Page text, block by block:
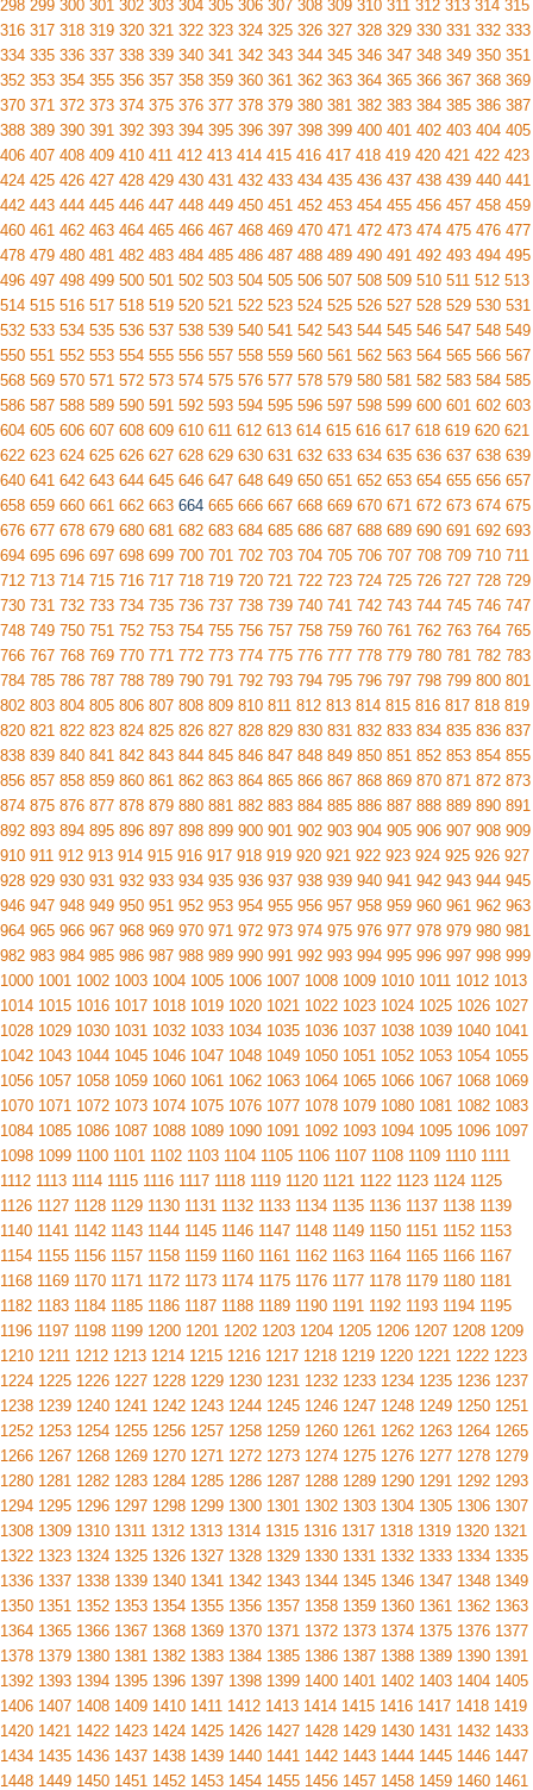
298 299 300 301 302 303 304 305 306 307 308 309 310 311 312 313 314 315
316 317 318 319 320 321 322 323 324 325 326 327 328 329 330 331 332 333
334 335 336 337 338 339 340 341 342 343 344 345 346 347 348 349 350 351
352 353 354 355 356 357 358 359 360 361 362 363 364 365 366 367 368 369
370 371 372 373 374 375 376 377 378 379 380 381 382 383 384 385 386 387
388 389 390 391 392 393 394 395 396 397 398 399 400 401 402 403 404 405
406 407 408 409 410 411 412 413 414 415 416 417 418 419 420 421 422 423
424 425 426 427 428 429 430 431 432 433 434 435 436 437 438 439 440 441
442 443 444 445 446 447 448 449 450 451 452 453 454 455 456 457 458 459
460 461 462 463 464 465 466 467 468 469 470 471 472 473 474 475 476 477
478 479 480 481 482 483 484 485 486 487 488 489 490 491 492 493 494 495
496 497 498 499 500 501 502 503 504 505 506 507 508 509 510 511 512 513
514 515 516 517 518 519 520 521 522 523 524 525 526 527 528 529 530 531
532 533 534 535 536 537 538 539 540 541 542 543 544 545 546 547 548 549
550 551 552 553 554 555 556 557 558 559 560 561 562 563 564 565 566 567
568 569 570 571 572 573 574 575 576 577 578 579 580 581 582 583 584 585
586 587 588 589 590 591 592 593 594 595 596 597 598 599 600 601 602 603
604 605 606 607 608 609 610 611 612 613 614 615 616 617 618 619 620 621
622 623 624 625 626 627 628 629 630 631 632 633 634 635 636 637 638 639
640 641 642 643 644 645 646 647 648 649 650 651 652 653 654 655 656 657
658 659 660 661 662 663 664 665 666 667 668 669 670 671 672 673 674 675
676 677 678 679 680 681 682 683 684 685 686 687 688 689 690 691 692 693
694 695 696 697 698 699 700 701 702 703 704 705 706 707 708 709 710 711
712 713 714 715 716 717 718 719 720 721 722 723 724 725 726 727 728 729
730 731 732 733 734 735 736 737 738 739 740 741 742 743 744 745 746 747
748 749 750 751 752 753 754 755 756 757 758 759 760 761 762 763 764 765
766 767 768 769 770 771 772 773 774 775 776 777 778 779 780 781 782 783
784 785 786 787 788 789 790 791 792 793 794 795 796 797 798 799 800 801
802 803 804 805 806 807 808 809 810 811 812 813 814 815 816 817 818 819
820 821 822 823 824 825 826 827 828 829 830 831 832 833 834 835 836 837
838 839 840 841 842 843 844 845 846 847 848 849 850 851 852 853 854 855
856 857 858 859 860 861 862 863 864 865 866 867 868 869 870 871 872 873
874 875 876 877 878 879 880 881 882 883 884 885 886 887 888 889 890 891
892 893 894 895 896 897 898 899 900 901 902 903 904 905 906 907 908 909
910 911 912 913 914 915 916 917 918 919 920 921 922 923 924 925 926 927
928 929 930 931 932 933 934 935 936 937 938 939 940 941 942 943 944 945
946 947 948 949 950 951 952 953 954 955 956 957 958 959 960 961 962 963
964 965 966 967 968 969 970 971 972 973 974 975 976 977 978 979 980 981
982 983 984 985 986 987 988 989 990 991 992 993 994 995 996 997 998 999
1000 1001 1002 1003 1004 1005 1006 1007 1008 1009 1010 1011 1012 1013
1014 1015 1016 1017 1018 1019 1020 1021 1022 1023 1024 1025 1026 1027
1028 1029 1030 1031 1032 1033 1034 1035 1036 1037 1038 1039 1040 1041
1042 1043 1044 1045 1046 1047 1048 1049 1050 1051 1052 1053 1054 1055
1056 1057 1058 1059 1060 1061 1062 1063 1064 1065 1066 1067 1068 1069
1070 1071 1072 1073 1074 1075 1076 1077 1078 1079 1080 1081 1082 1083
1084 1085 1086 1087 1088 1089 1090 1091 1092 1093 1094 1095 1096 1097
1098 1099 1100 1101 1102 1103 1104 1105 1106 1107 1108 1109 1110 1111
1112 1113 1114 1115 1116 1117 1118 1119 1120 1121 1122 1123 1124 1125
1126 1127 1128 1129 1130 1131 1132 1133 1134 1135 1136 1137 1138 1139
1140 1141 1142 1143 1144 1145 1146 1147 1148 1149 1150 1151 1152 1153
1154 1155 1156 1157 1158 1159 1160 1161 1162 1163 1164 1165 1166 1167
1168 1169 1170 1171 1172 1173 1174 1175 1176 1177 1178 1179 1180 1181
1182 1183 1184 1185 1186 1187 1188 1189 1190 1191 1192 1193 1194 1195
1196 1197 1198 1199 1200 1201 1202 1203 1204 1205 1206 1207 1208 1209
1210 1211 1212 1213 1214 1215 1216 1217 1218 1219 1220 1221 1222 1223
1224 1225 1226 1227 1228 1229 1230 1231 1232 1233 1234 1235 1236 1237
1238 1239 1240 1241 1242 1243 1244 1245 1246 1247 1248 1249 1250 1251
1252 1253 1254 1255 1256 1257 1258 1259 1260 1261 1262 1263 1264 1265
1266 1267 1268 1269 1270 1271 1272 1273 1274 1275 1276 1277 1278 1279
1280 1281 1282 1283 1284 1285 1286 1287 1288 1289 1290 1291 1292 1293
1294 1295 1296 1297 1298 1299 1300 1301 1302 1303 1304 1305 1306 1307
1308 1309 1310 1311 1312 1313 1314 1315 1316 1317 1318 1319 1320 1321
1322 1323 1324 1325 1326 1327 1328 1329 1330 1331 1332 1333 1334 1335
1336 1337 1338 1339 1340 1341 1342 1343 1344 1345 1346 1347 1348 1349
1350 1351 1352 1353 1354 1355 1356 1357 1358 1359 1360 1361 1362 1363
1364 1365 1366 1367 1368 1369 1370 1371 1372 1373 1374 1375 1376 1377
1378 1379 1380 1381 1382 1383 1384 1385 1386 1387 1388 1389 1390 1391
1392 1393 1394 1395 1396 1397 1398 1399 1400 1401 1402 1403 1404 1405
1406 1407 1408 1409 1410 1411 1412 1413 1414 1415 1416 1417 1418 1419
1420 1421 1422 1423 1424 1425 1426 1427 1428 1429 1430 1431 1432 1433
1434 1435 1436 1437 1438 1439 1440 1441 1442 1443 1444 1445 1446 1447
1448 1449 1450 1451 1452 1453 1454 1455 1456 1457 1458 1459 1460 1461